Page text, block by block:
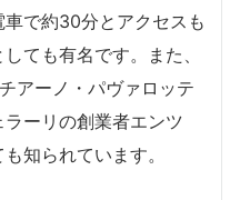
で約30分とアクセスも
ても有名です。また、
アーノ・パヴァロッテ
ーリの創業者エンツ
知られています。